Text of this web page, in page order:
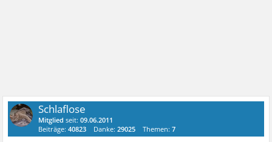
Schlaflose
Mitglied seit:09.06.2011
Beiträge:40823 Danke:29025 Themen:7